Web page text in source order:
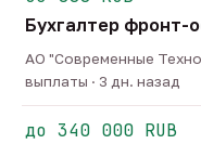
Бухгалтер фронт-
АО "Современные
выплаты · 3 дн. назад
до 340 000 RUB